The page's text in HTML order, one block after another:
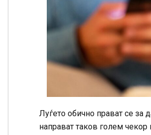
Луѓето обично прават се за
направат таков голем